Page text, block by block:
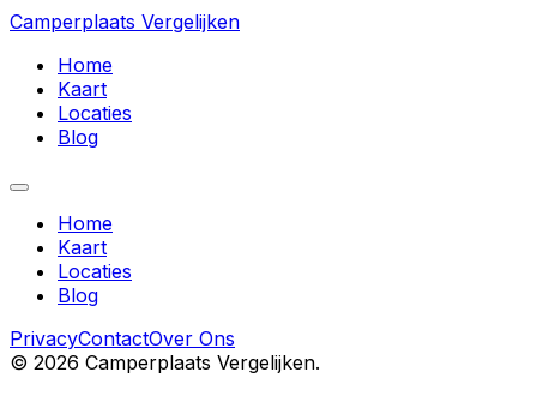
Camperplaats Vergelijken
Home
Kaart
Locaties
Blog
Home
Kaart
Locaties
Blog
PrivacyContactOver Ons
© 2026 Camperplaats Vergelijken.